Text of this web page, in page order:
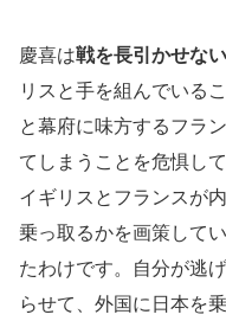
慶喜は戦を長引かせな
リスと手を組んでいる
と幕府に味方するフラ
てしまうことを危惧して
イギリスとフランスが
乗っ取るかを画策して
たわけです。自分が逃
らせて、外国に日本を